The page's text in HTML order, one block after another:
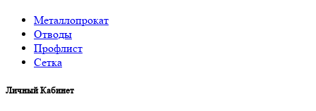
Металлопрокат
Отводы
Профлист
Сетка
Личный Кабинет